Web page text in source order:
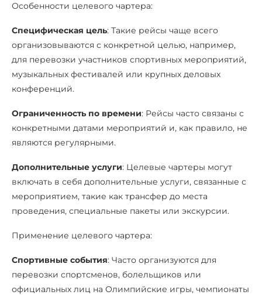
Особенности целевого чартера:
Специфическая цель: Такие рейсы чаще всего
организовываются с конкретной целью, например,
для перевозки участников спортивных мероприятий,
музыкальных фестивалей или крупных деловых
конференций.
Ограниченность по времени: Рейсы часто связаны с
конкретными датами мероприятий и, как правило, не
являются регулярными.
Дополнительные услуги: Целевые чартеры могут
включать в себя дополнительные услуги, связанные с
мероприятием, такие как трансфер до места
проведения, специальные пакеты или экскурсии.
Применение целевого чартера:
Спортивные события: Часто организуются для
перевозки спортсменов, болельщиков или
официальных лиц на Олимпийские игры, чемпионаты